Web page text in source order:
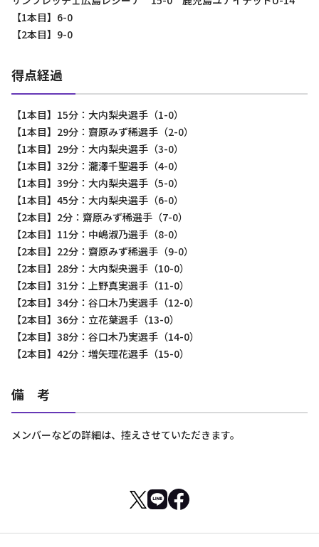
【1本目】6-0
【2本目】9-0
得点経過
【1本目】15分：大内梨央選手（1-0）
【1本目】29分：齋原みず稀選手（2-0）
【1本目】29分：大内梨央選手（3-0）
【1本目】32分：瀧澤千聖選手（4-0）
【1本目】39分：大内梨央選手（5-0）
【1本目】45分：大内梨央選手（6-0）
【2本目】2分：齋原みず稀選手（7-0）
【2本目】11分：中嶋淑乃選手（8-0）
【2本目】22分：齋原みず稀選手（9-0）
【2本目】28分：大内梨央選手（10-0）
【2本目】31分：上野真実選手（11-0）
【2本目】34分：谷口木乃実選手（12-0）
【2本目】36分：立花葉選手（13-0）
【2本目】38分：谷口木乃実選手（14-0）
【2本目】42分：増矢理花選手（15-0）
備 考
メンバーなどの詳細は、控えさせていただきます。